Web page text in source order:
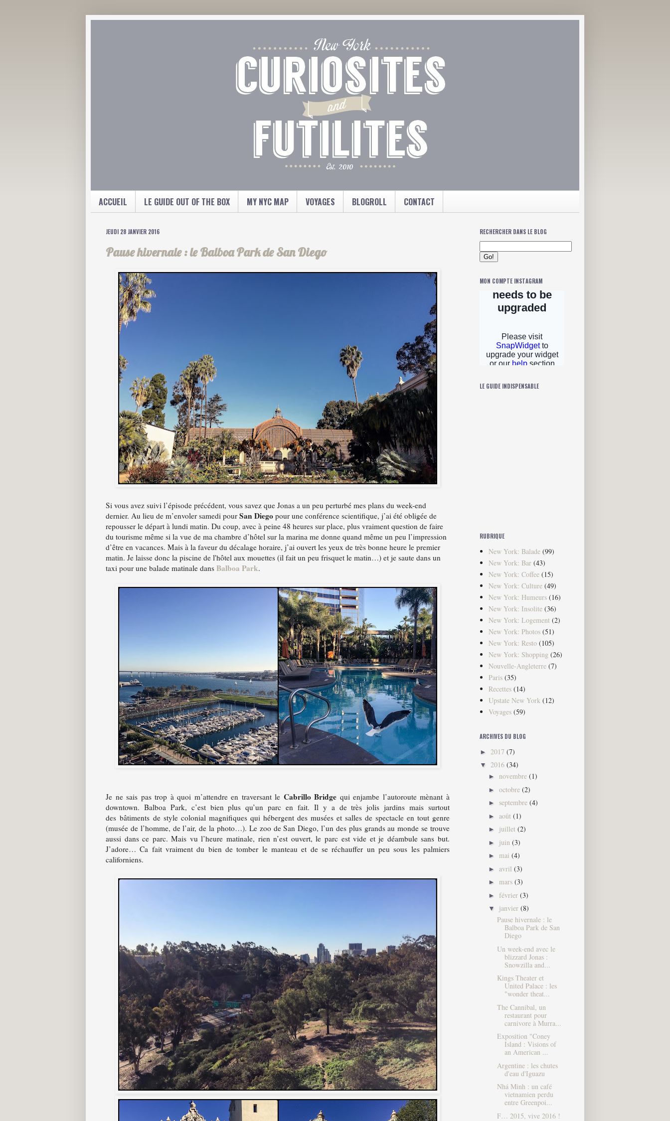
ACCUEIL LE GUIDE OUT OF THE BOX MY NYC MAP VOYAGES BLOGROLL CONTACT
JEUDI 28 JANVIER 2016
Pause hivernale : le Balboa Park de San Diego
Si vous avez suivi l’épisode précédent, vous savez que Jonas a un peu perturbé mes plans du week-end
dernier. Au lieu de m’envoler samedi pour San Diego pour une conférence scientifique, j’ai été obligée de
repousser le départ à lundi matin. Du coup, avec à peine 48 heures sur place, plus vraiment question de faire
du tourisme même si la vue de ma chambre d’hôtel sur la marina me donne quand même un peu l’impression
d’être en vacances. Mais à la faveur du décalage horaire, j’ai ouvert les yeux de très bonne heure le premier
matin. Je laisse donc la piscine de l'hôtel aux mouettes (il fait un peu frisquet le matin…) et je saute dans un
taxi pour une balade matinale dans Balboa Park.
Je ne sais pas trop à quoi m’attendre en traversant le Cabrillo Bridge qui enjambe l’autoroute mènant à
downtown. Balboa Park, c’est bien plus qu’un parc en fait. Il y a de très jolis jardins mais surtout
des bâtiments de style colonial magnifiques qui hébergent des musées et salles de spectacle en tout genre
(musée de l’homme, de l’air, de la photo…). Le zoo de San Diego, l’un des plus grands au monde se trouve
aussi dans ce parc. Mais vu l’heure matinale, rien n’est ouvert, le parc est vide et je déambule sans but.
J’adore… Ca fait vraiment du bien de tomber le manteau et de se réchauffer un peu sous les palmiers
californiens.
RECHERCHER DANS LE BLOG
MON COMPTE INSTAGRAM
LE GUIDE INDISPENSABLE
RUBRIQUE
New York: Balade (99)
New York: Bar (43)
New York: Coffee (15)
New York: Culture (49)
New York: Humeurs (16)
New York: Insolite (36)
New York: Logement (2)
New York: Photos (51)
New York: Resto (105)
New York: Shopping (26)
Nouvelle-Angleterre (7)
Paris (35)
Recettes (14)
Upstate New York (12)
Voyages (59)
ARCHIVES DU BLOG
► 2017 (7)
▼ 2016 (34)
► novembre (1)
► octobre (2)
► septembre (4)
► août (1)
► juillet (2)
► juin (3)
► mai (4)
► avril (3)
► mars (3)
► février (3)
▼ janvier (8)
Pause hivernale : le
Balboa Park de San
Diego
Un week-end avec le
blizzard Jonas :
Snowzilla and...
Kings Theater et
United Palace : les
"wonder theat...
The Cannibal, un
restaurant pour
carnivore à Murra...
Exposition "Coney
Island : Visions of
an American ...
Argentine : les chutes
d'eau d'Iguazu
Nhá Minh : un café
vietnamien perdu
entre Greenpoi...
F… 2015, vive 2016 !